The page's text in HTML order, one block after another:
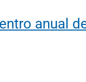
anual